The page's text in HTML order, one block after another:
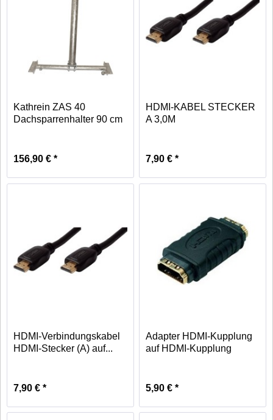
Kathrein ZAS 40
Dachsparrenhalter 90 cm
156,90 € *
HDMI-KABEL STECKER
A 3,0M
7,90 € *
HDMI-Verbindungskabel
HDMI-Stecker (A) auf...
7,90 € *
Adapter HDMI-Kupplung
auf HDMI-Kupplung
5,90 € *